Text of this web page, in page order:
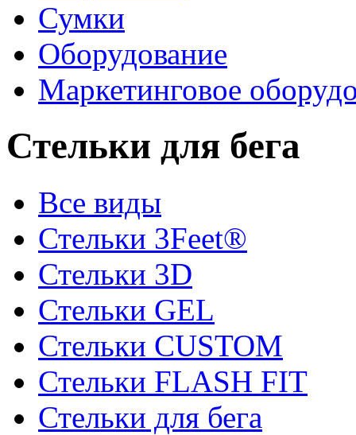
Сумки
Оборудование
Маркетинговое
Стельки для бега
Все виды
Стельки 3Feet®
Стельки 3D
Стельки GEL
Стельки CUSTOM
Стельки FLASH FIT
Стельки для бега